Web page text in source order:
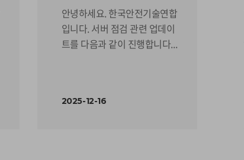
안녕하세요. 한국안전기술연합
입니다. 서버 점검 관련 업데이
트를 다음과 같이 진행합니다...
2025-12-16